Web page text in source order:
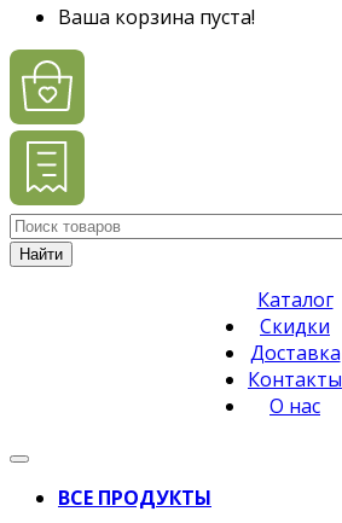
Ваша корзина пуста!
Найти
Каталог
Скидки
Доставка
Контакты
О нас
ВСЕ ПРОДУКТЫ